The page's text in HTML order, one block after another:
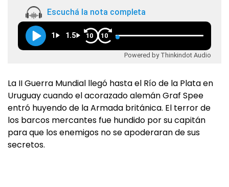
Escuchá la nota completa
1 1.5 10 10
Powered by Thinkindot Audio
La II Guerra Mundial llegó hasta el Río de la Plata en
Uruguay cuando el acorazado alemán Graf Spee
entró huyendo de la Armada británica. El terror de
los barcos mercantes fue hundido por su capitán
para que los enemigos no se apoderaran de sus
secretos.